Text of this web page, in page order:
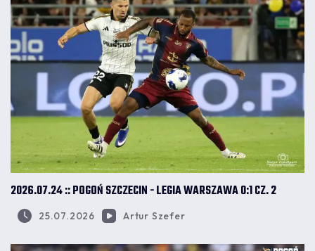
2026.07.24 :: POGOŃ SZCZECIN - LEGIA WARSZAWA 0:1 CZ. 2
25.07.2026 Artur Szefer